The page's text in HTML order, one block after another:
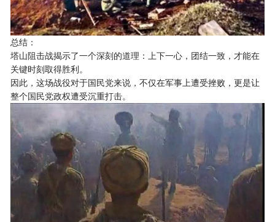
总结：
塔山阻击战揭示了一个深刻的道理：上下一心，团结一致，才能在
关键时刻取得胜利。
因此，这场战役对于国民党来说，不仅在军事上遭受挫败，更是让
整个国民党政权遭受沉重打击。